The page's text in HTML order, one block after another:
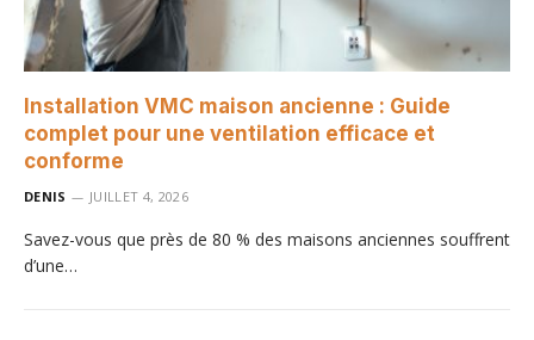
Installation VMC maison ancienne : Guide
complet pour une ventilation efficace et
conforme
DENIS JUILLET 4, 2026
Savez-vous que près de 80 % des maisons anciennes souffrent
d’une…